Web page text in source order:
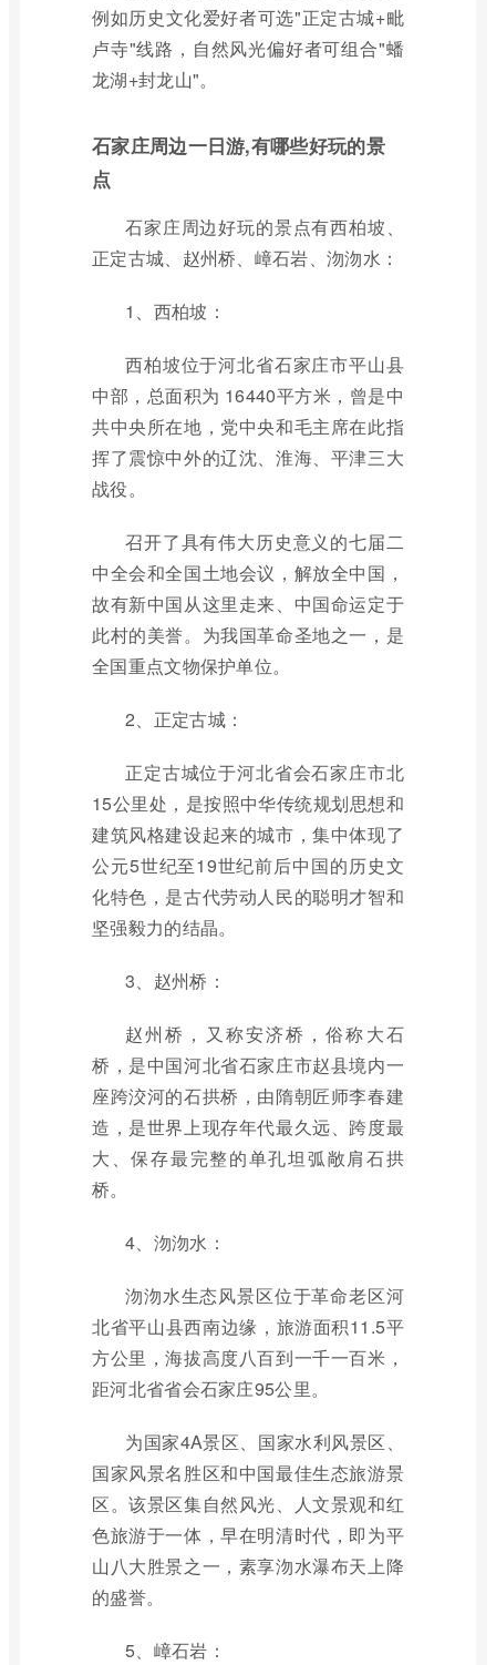
例如历史文化爱好者可选"正定古城+毗
卢寺"线路，自然风光偏好者可组合"蟠
龙湖+封龙山"。
石家庄周边一日游,有哪些好玩的景
点
石家庄周边好玩的景点有西柏坡、
正定古城、赵州桥、嶂石岩、沕沕水：
1、西柏坡：
西柏坡位于河北省石家庄市平山县
中部，总面积为 16440平方米，曾是中
共中央所在地，党中央和毛主席在此指
挥了震惊中外的辽沈、淮海、平津三大
战役。
召开了具有伟大历史意义的七届二
中全会和全国土地会议，解放全中国，
故有新中国从这里走来、中国命运定于
此村的美誉。为我国革命圣地之一，是
全国重点文物保护单位。
2、正定古城：
正定古城位于河北省会石家庄市北
15公里处，是按照中华传统规划思想和
建筑风格建设起来的城市，集中体现了
公元5世纪至19世纪前后中国的历史文
化特色，是古代劳动人民的聪明才智和
坚强毅力的结晶。
3、赵州桥：
赵州桥，又称安济桥，俗称大石
桥，是中国河北省石家庄市赵县境内一
座跨洨河的石拱桥，由隋朝匠师李春建
造，是世界上现存年代最久远、跨度最
大、保存最完整的单孔坦弧敞肩石拱
桥。
4、沕沕水：
沕沕水生态风景区位于革命老区河
北省平山县西南边缘，旅游面积11.5平
方公里，海拔高度八百到一千一百米，
距河北省省会石家庄95公里。
为国家4A景区、国家水利风景区、
国家风景名胜区和中国最佳生态旅游景
区。该景区集自然风光、人文景观和红
色旅游于一体，早在明清时代，即为平
山八大胜景之一，素享沕水瀑布天上降
的盛誉。
5、嶂石岩：